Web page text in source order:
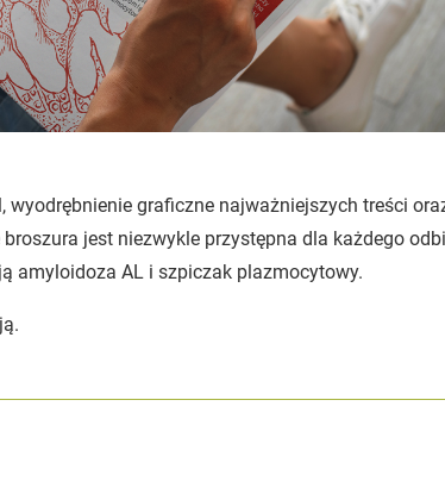
graficzne najważniejszych treści
jest niezwykle przystępna dla każdego
amyloidoza AL i szpiczak plazmocytowy.